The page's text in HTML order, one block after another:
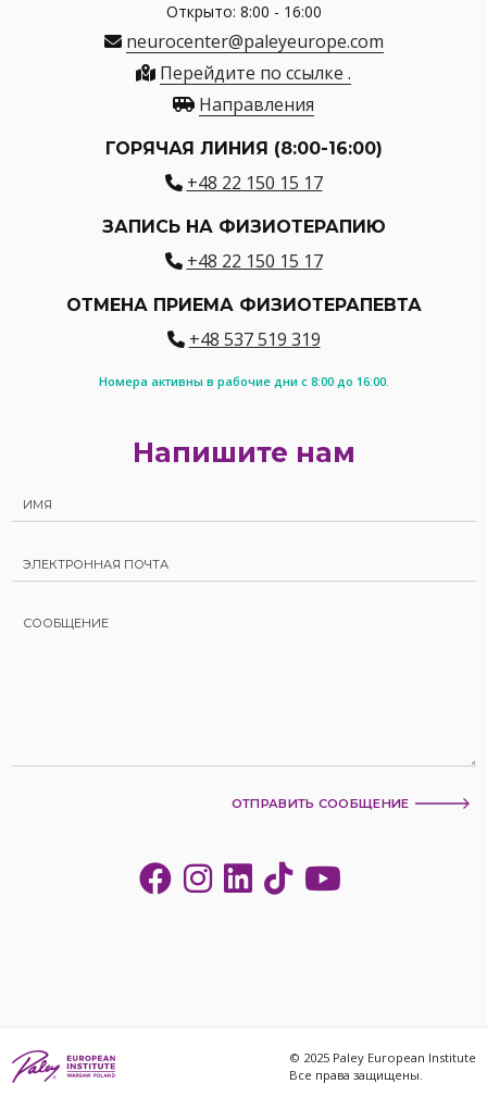
Открыто: 8:00 - 16:00
neurocenter@paleyeurope.com
Перейдите по ссылке .
Направления
ГОРЯЧАЯ ЛИНИЯ (8:00-16:00)
+48 22 150 15 17
ЗАПИСЬ НА ФИЗИОТЕРАПИЮ
+48 22 150 15 17
ОТМЕНА ПРИЕМА ФИЗИОТЕРАПЕВТА
+48 537 519 319
Номера активны в рабочие дни с 8:00 до 16:00.
Напишите нам
ОТПРАВИТЬ СООБЩЕНИЕ
© 2025 Paley European Institute
Все права защищены.